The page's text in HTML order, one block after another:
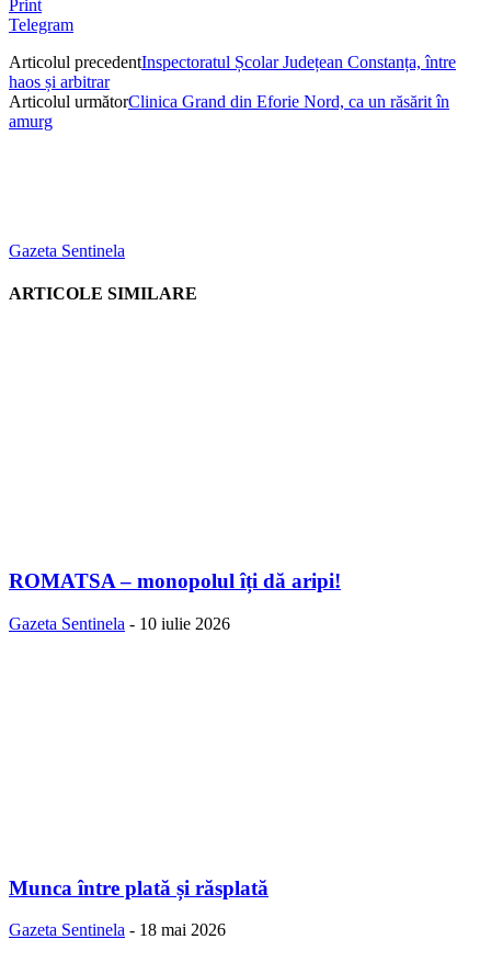
Print
Telegram
Articolul precedentInspectoratul Școlar Județean Constanța, între
haos și arbitrar
Articolul următorClinica Grand din Eforie Nord, ca un răsărit în
amurg
Gazeta Sentinela
ARTICOLE SIMILARE
ROMATSA – monopolul îți dă aripi!
Gazeta Sentinela - 10 iulie 2026
Munca între plată și răsplată
Gazeta Sentinela - 18 mai 2026